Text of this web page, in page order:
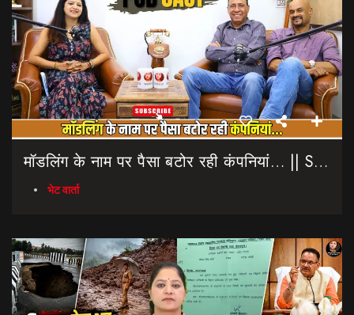
मॉडलिंग के नाम पर पैसा बटोर रही कंपनियां… || Sinmit Communications || Miss Uttarakhand 2026
भेट वार्ता